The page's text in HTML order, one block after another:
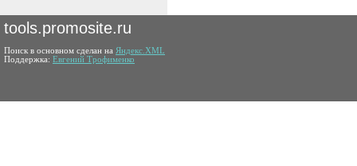
tools.promosite.ru
Поиск в основном сделан на Яндекс.XML
Поддержка: Евгений Трофименко